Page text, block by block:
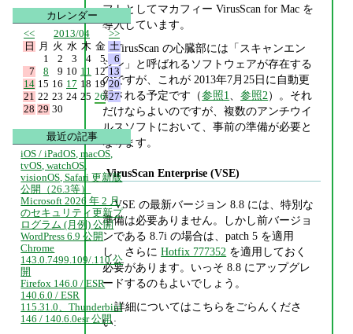
フトとしてマカフィー VirusScan for Mac を
導入しています。
VirusScan の心臓部には「スキャンエン
ジン」と呼ばれるソフトウェアが存在する
のですが、これが 2013年7月25日に自動更
新される予定です（参照1 、参照2）。それ
だけならよいのですが、複数のアンチウイ
ルスソフトにおいて、事前の準備が必要と
なります。
VirusScan Enterprise (VSE)
VSE の最新バージョン 8.8 には、特別な
準備は必要ありません。しかし前バージョ
ンである 8.7i の場合は、patch 5 を適用
し、さらにHotfix 777352 を適用しておく
必要があります。いっそ 8.8 にアップグレ
ードするのもよいでしょう。
詳細についてはこちらをごらんくださ
い:
カレンダー
<<
2013/04
>>
日
月 火 水 木 金 土
1
2 3 4 5
6
7
8 9 10 11 12 13
14 15 16 17 18 19 20
21 22 23 24 25 26 27
28 29 30
最近の記事
iOS / iPadOS, macOS,
tvOS, watchOS,
visionOS, Safari 更新版
公開（26.3等）
Microsoft 2026 年 2 月
のセキュリティ更新プ
ログラム (月例) 公開
WordPress 6.9 公開
Chrome
143.0.7499.109/.110 公
開
Firefox 146.0 / ESR
140.6.0 / ESR
115.31.0、Thunderbird
146 / 140.6.0esr 公開